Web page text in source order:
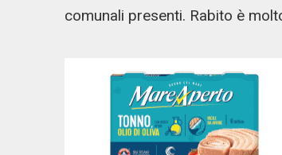
comunali presenti. Rabito è